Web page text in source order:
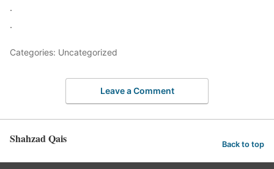
.
.
Categories: Uncategorized
Leave a Comment
Shahzad Qais Back to top